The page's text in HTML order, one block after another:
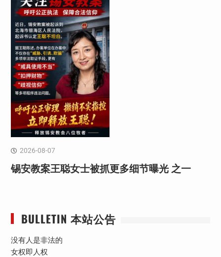
2026-08-07
锡安教案王聪女士被抓更多细节曝光 之一
BULLETIN 本站公告
没有人是非法的
女权即人权